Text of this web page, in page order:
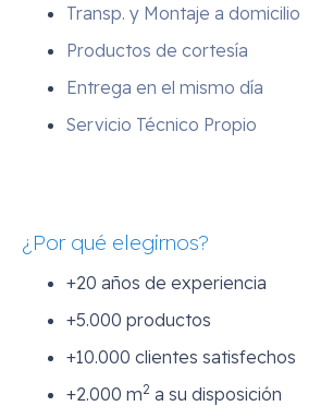
Transp. y Montaje a domicilio
Productos de cortesía
Entrega en el mismo día
Servicio Técnico Propio
¿Por qué elegirnos?
+20 años de experiencia
+5.000 productos
+10.000 clientes satisfechos
+2.000 m2 a su disposición